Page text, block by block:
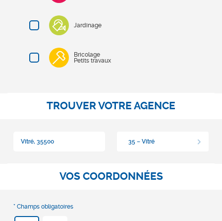
Jardinage
Bricolage
Petits travaux
TROUVER VOTRE AGENCE
35 – Vitré
VOS COORDONNÉES